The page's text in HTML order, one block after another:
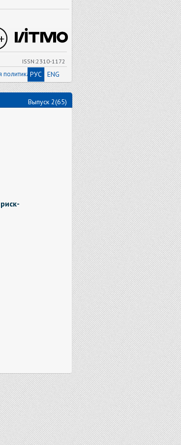
ISSN:2310-1172
РУС ENG
Выпуск 2(65)